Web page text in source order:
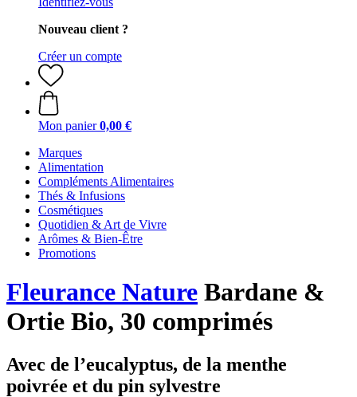
Nouveau client ?
Créer un compte
Mon panier 0,00 €
Marques
Alimentation
Compléments Alimentaires
Thés & Infusions
Cosmétiques
Quotidien & Art de Vivre
Arômes & Bien-Être
Promotions
Fleurance Nature Bardane &
Ortie Bio, 30 comprimés
Avec de l’eucalyptus, de la menthe
poivrée et du pin sylvestre